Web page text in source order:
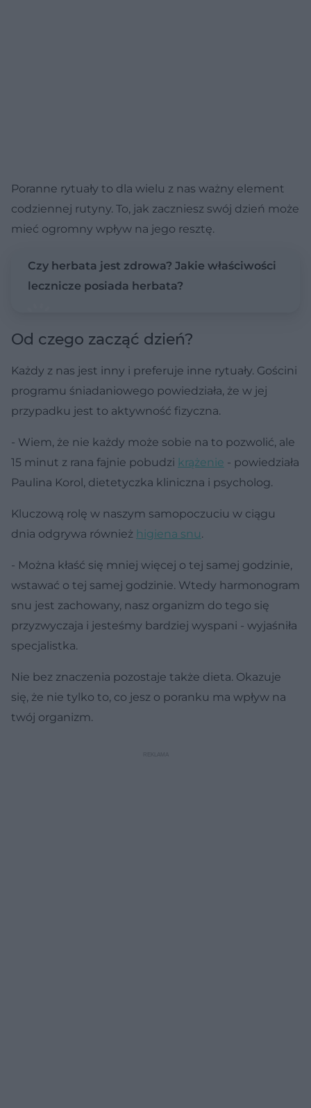
Poranne rytuały to dla wielu z nas ważny element
codziennej rutyny. To, jak zaczniesz swój dzień może
mieć ogromny wpływ na jego resztę.
Czy herbata jest zdrowa? Jakie właściwości
lecznicze posiada herbata?
Od czego zacząć dzień?
Każdy z nas jest inny i preferuje inne rytuały. Gościni
programu śniadaniowego powiedziała, że w jej
przypadku jest to aktywność fizyczna.
- Wiem, że nie każdy może sobie na to pozwolić, ale
15 minut z rana fajnie pobudzi krążenie - powiedziała
Paulina Korol, dietetyczka kliniczna i psycholog.
Kluczową rolę w naszym samopoczuciu w ciągu
dnia odgrywa również higiena snu.
- Można kłaść się mniej więcej o tej samej godzinie,
wstawać o tej samej godzinie. Wtedy harmonogram
snu jest zachowany, nasz organizm do tego się
przyzwyczaja i jesteśmy bardziej wyspani - wyjaśniła
specjalistka.
Nie bez znaczenia pozostaje także dieta. Okazuje
się, że nie tylko to, co jesz o poranku ma wpływ na
twój organizm.